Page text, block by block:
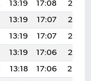
13:19 17:08
20:18
13:19 17:07
20:17
13:19 17:07
20:16
13:19 17:06
20:15
13:18 17:06
20:14